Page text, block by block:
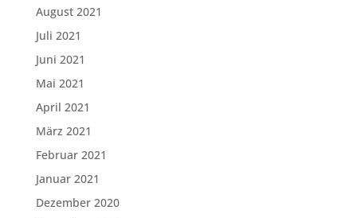
August 2021
Juli 2021
Juni 2021
Mai 2021
April 2021
März 2021
Februar 2021
Januar 2021
Dezember 2020